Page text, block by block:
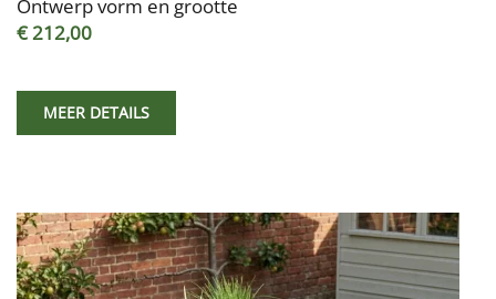
Ontwerp vorm en grootte
€ 212,00
MEER DETAILS